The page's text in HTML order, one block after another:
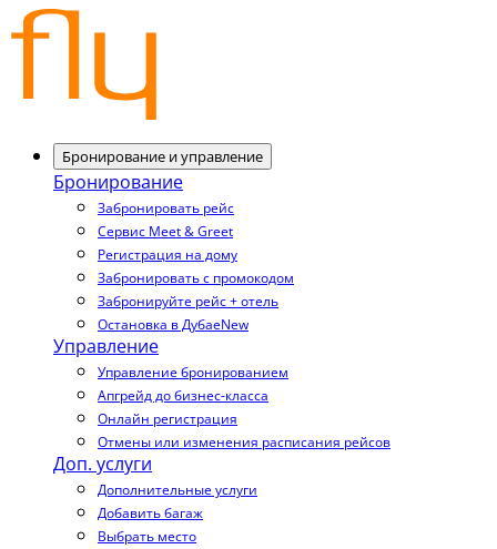
Бронирование и управление
Бронирование
Забронировать рейс
Сервис Meet & Greet
Регистрация на дому
Забронировать с промокодом
Забронируйте рейс + отель
Остановка в ДубаеNew
Управление
Управление бронированием
Апгрейд до бизнес-класса
Онлайн регистрация
Отмены или изменения расписания рейсов
Доп. услуги
Дополнительные услуги
Добавить багаж
Выбрать место